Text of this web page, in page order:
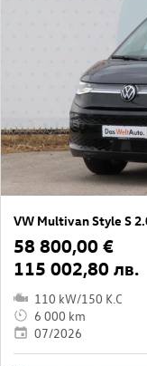
VW Multivan Style S
58 800,00 €
115 002,80 лв.
110 kW/150 K.C
6 000 km
07/2026